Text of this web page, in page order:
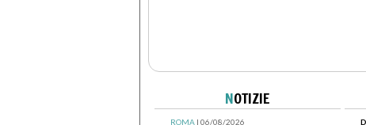
NOTIZIE
ROMA| 06/08/2026